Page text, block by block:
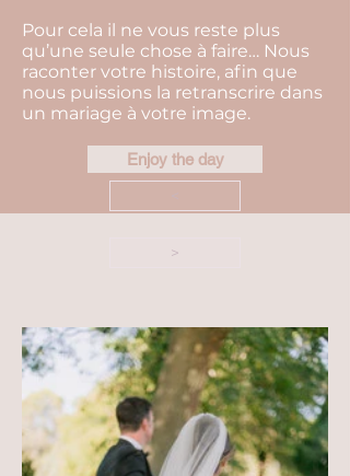
Pour cela il ne vous reste plus
qu’une seule chose à faire… Nous
raconter votre histoire, afin que
nous puissions la retranscrire dans
un mariage à votre image.
Enjoy the day
>